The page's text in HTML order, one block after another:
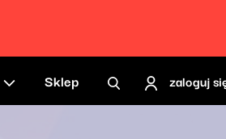
Sklep zaloguj